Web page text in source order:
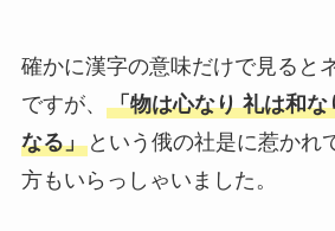
確かに漢字の意味だけで見ると
ですが、 「物は心なり 礼は和
なる」という俄の社是に惹かれ
方もいらっしゃいました。